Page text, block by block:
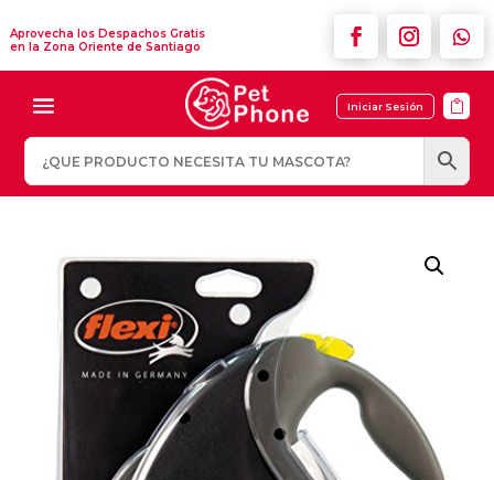
Aprovecha los Despachos Gratis
en la Zona Oriente de Santiago
Iniciar Sesión 